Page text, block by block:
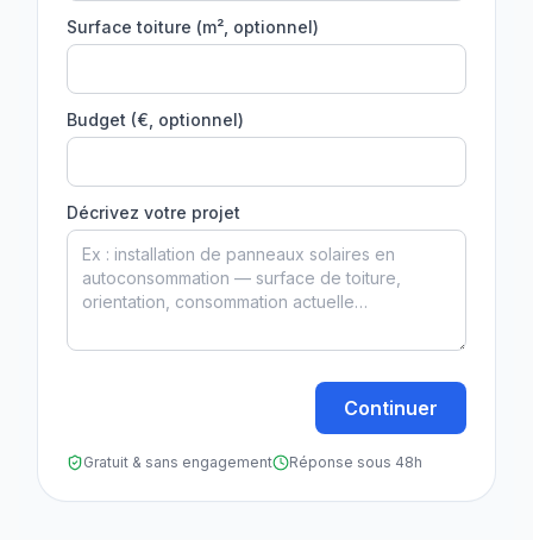
Surface toiture (m², optionnel)
Budget (€, optionnel)
Décrivez votre projet
Continuer
Gratuit & sans engagement Réponse sous 48h